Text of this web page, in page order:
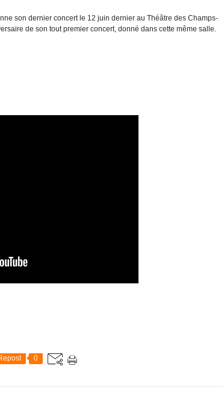
son dernier concert le 12 juin dernier au Théâtre des Champs-
de son tout premier concert, donné dans cette même salle.
0